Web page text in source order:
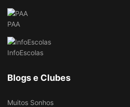
PAA
InfoEscolas
Blogs e Clubes
Muitos Sonhos